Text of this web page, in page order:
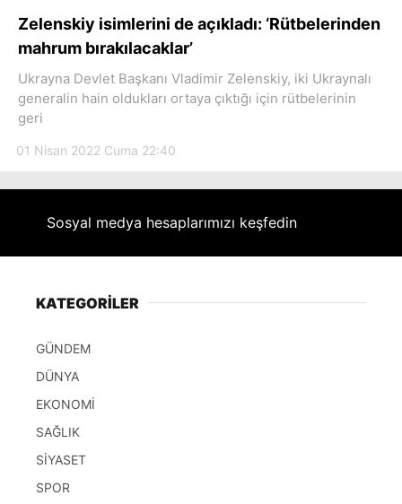
Facebook
Youtube
Zelenskiy isimlerini de açıkladı: ‘Rütbelerinden
mahrum bırakılacaklar’
Ukrayna Devlet Başkanı Vladimir Zelenskiy, iki Ukraynalı
generalin hain oldukları ortaya çıktığı için rütbelerinin
geri
01 Nisan 2022 Cuma 22:40
Sosyal medya hesaplarımızı keşfedin
KATEGORİLER
GÜNDEM
DÜNYA
EKONOMİ
SAĞLIK
SİYASET
SPOR